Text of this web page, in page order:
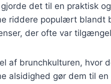
det til en praktisk
riddere populært blandt
der ofte var
af brunchkulturen, hvor
alsidighed gør dem til